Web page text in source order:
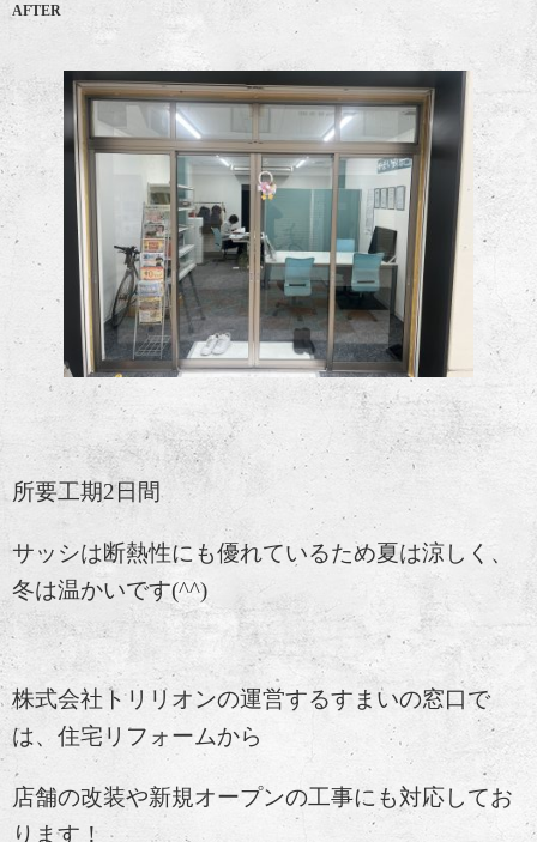
AFTER
所要工期2日間
サッシは断熱性にも優れているため夏は涼しく、
冬は温かいです(^^)
株式会社トリリオンの運営するすまいの窓口で
は、住宅リフォームから
店舗の改装や新規オープンの工事にも対応してお
ります！